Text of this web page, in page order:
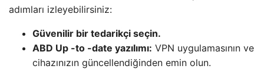
adımları izleyebilirsiniz:
Güvenilir bir tedarikçi seçin.
ABD Up -to -date yazılımı: VPN uygulamasının ve
cihazınızın güncellendiğinden emin olun.